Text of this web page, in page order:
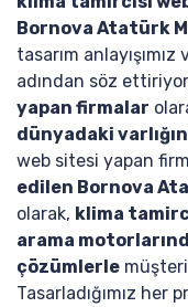
Bornova Atatürk
tasarım
adından söz
yapan firmalar
dünyadaki
web sitesi yapan
edilen Bornova
olarak, klima
arama
çözümlerle
Tasarladığımız her